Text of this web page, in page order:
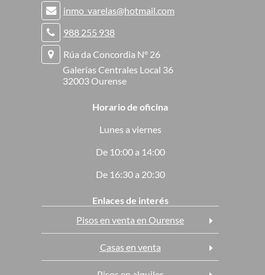
inmo_varelas@hotmail.com
988 255 938
Rúa da Concordia Nº 26
Galerías Centrales Local 36
32003 Ourense
Horario de oficina
Lunes a viernes
De 10:00 a 14:00
De 16:30 a 20:30
Enlaces de interés
Pisos en venta en Ourense
Casas en venta